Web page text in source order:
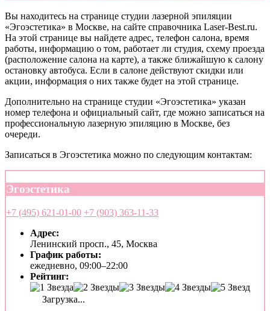
Вы находитесь на странице студии лазерной эпиляции
«Эгоэстетика» в Москве, на сайте справочника Laser-Best.ru.
На этой странице вы найдете адрес, телефон салона, время
работы, информацию о том, работает ли студия, схему проезда
(расположение салона на карте), а также ближайшую к салону
остановку автобуса. Если в салоне действуют скидки или
акции, информация о них также будет на этой странице.
Дополнительно на странице студии «Эгоэстетика» указан
номер телефона и официальный сайт, где можно записаться на
профессиональную лазерную эпиляцию в Москве, без
очереди.
Записаться в Эгоэстетика можно по следующим контактам:
Эгоэстетика
+7 (495) 621-01-00 +7 (903) 363-11-33
Адрес:
Ленинский просп., 45, Москва
График работы:
ежедневно, 09:00–22:00
Рейтинг:
Загрузка...